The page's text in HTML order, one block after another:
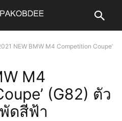
NEW BMW M4 Competition Coupe’
M4
(G82) ตัว
ดสีฟ้า